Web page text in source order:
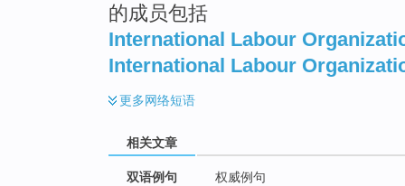
的成员包括
International Labour
International Labour
更多网络短语
相关文章
双语例句 权威例句